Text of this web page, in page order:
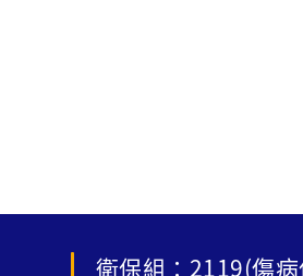
衛保組：2119(傷